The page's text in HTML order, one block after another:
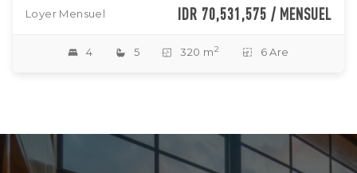
Loyer Mensuel IDR 70,531,575 / MENSUEL
4 5 320 m 2 6 Are